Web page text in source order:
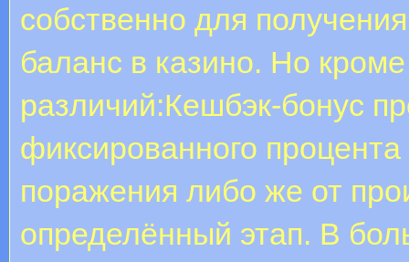
собственно для
баланс в казино. Но
различий:Кешбэк-бонус
фиксированного процента
поражения либо же от
определённый этап. В